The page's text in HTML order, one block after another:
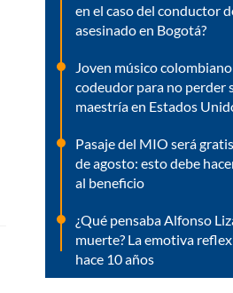
en el caso del conductor
asesinado en Bogotá?
Joven músico
codeudor para no perder
maestría en Estados
Pasaje del MIO será
de agosto: esto debe
al beneficio
¿Qué pensaba Alfonso
muerte? La emotiva
hace 10 años